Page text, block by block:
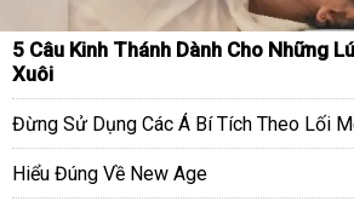
5 Câu Kinh Thánh Dành Cho Những
Xuôi
Đừng Sử Dụng Các Á Bí Tích Theo Lối
Hiểu Đúng Về New Age